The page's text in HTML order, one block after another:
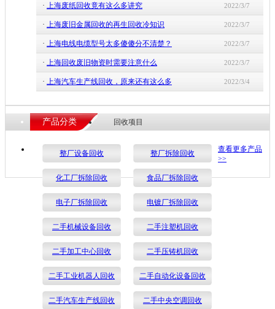
· 上海废纸回收竟有这么多讲究 2022/3/7
· 上海废旧金属回收的再生回收冷知识 2022/3/7
· 上海电线电缆型号太多傻傻分不清楚？ 2022/3/7
· 上海回收废旧物资时需要注意什么 2022/3/7
· 上海汽车生产线回收，原来还有这么多 2022/3/4
产品分类 回收项目
整厂设备回收 整厂拆除回收
化工厂拆除回收 食品厂拆除回收
电子厂拆除回收 电镀厂拆除回收
二手机械设备回收 二手注塑机回收
二手加工中心回收 二手压铸机回收
二手工业机器人回收 二手自动化设备回收
二手汽车生产线回收 二手中央空调回收
查看更多产品
>>